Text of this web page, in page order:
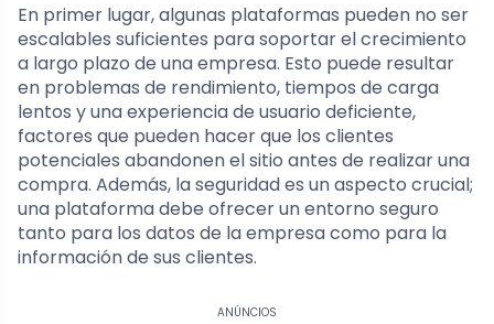
En primer lugar, algunas plataformas pueden no ser
escalables suficientes para soportar el crecimiento
a largo plazo de una empresa. Esto puede resultar
en problemas de rendimiento, tiempos de carga
lentos y una experiencia de usuario deficiente,
factores que pueden hacer que los clientes
potenciales abandonen el sitio antes de realizar una
compra. Además, la seguridad es un aspecto crucial;
una plataforma debe ofrecer un entorno seguro
tanto para los datos de la empresa como para la
información de sus clientes.
ANÚNCIOS